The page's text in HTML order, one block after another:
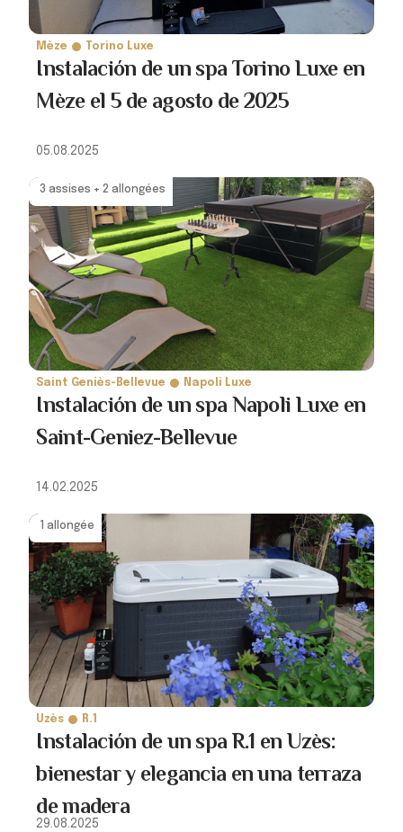
Mèze Torino Luxe
Instalación de un spa Torino Luxe en
Mèze el 5 de agosto de 2025
05.08.2025
3 assises + 2 allongées
Saint Geniès-Bellevue Napoli Luxe
Instalación de un spa Napoli Luxe en
Saint-Geniez-Bellevue
14.02.2025
1 allongée
Uzès R.1
Instalación de un spa R.1 en Uzès:
bienestar y elegancia en una terraza
de madera
29.08.2025